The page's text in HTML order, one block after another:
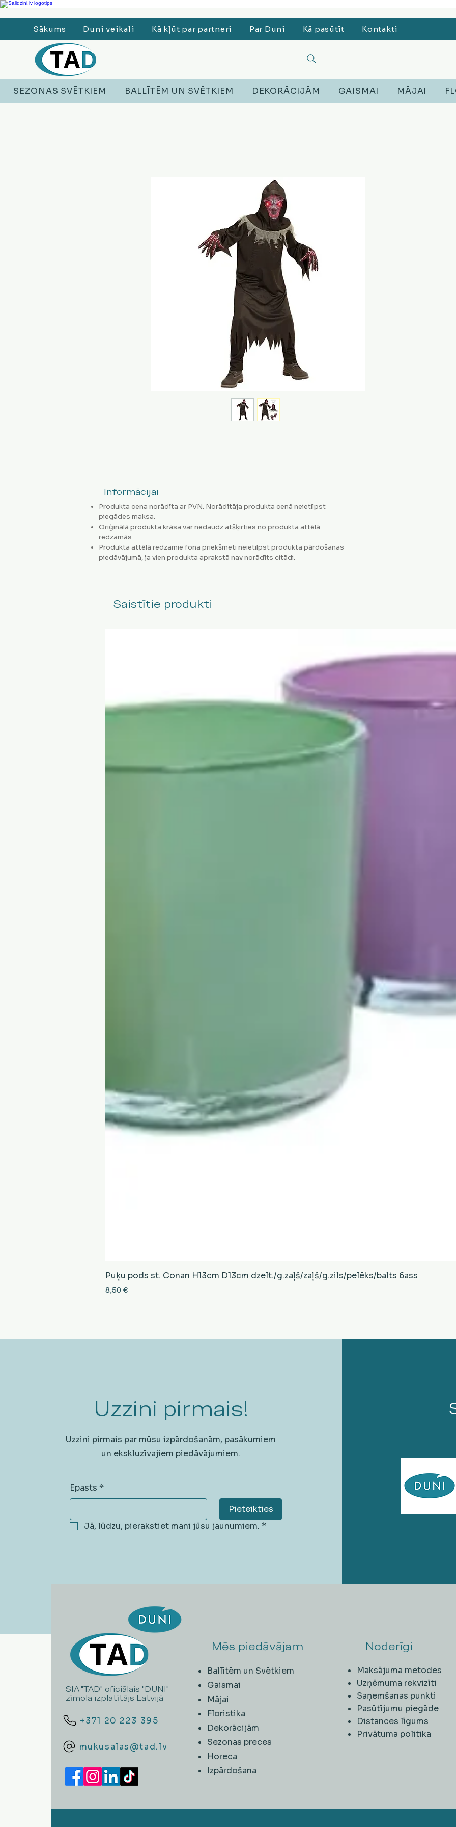
Ledusskapji, Sadzīves tehnika, Smaržas, Operatīvā atmiņa, Putekļu sūcēji, Lego, Austiņas
Sākums Duni veikali Kā kļūt par partneri Par Duni Kā pasūtīt Kontakti
SEZONAS SVĒTKIEM BALLĪTĒM UN SVĒTKIEM DEKORĀCIJĀM GAISMAI MĀJAI
Informācijai
Produkta cena norādīta ar PVN. Norādītāja produkta cenā neietilpst
piegādes maksa.
Oriģinālā produkta krāsa var nedaudz atšķirties no produkta attēlā
redzamās
Produkta attēlā redzamie fona priekšmeti neietilpst produkta pārdošanas
piedāvājumā, ja vien produkta aprakstā nav norādīts citādi.
Saistītie produkti
Ātrais skats
Puķu pods st. Conan H13cm D13cm dzelt./g.zaļš/zaļš/g.zils/pelēks/balts 6ass
Cena
8,50 €
Uzzini pirmais!
Uzzini pirmais par mūsu izpārdošanām, pasākumiem
un ekskluzīvajiem piedāvājumiem.
Epasts *
Pieteikties
Jā, lūdzu, pierakstiet mani jūsu jaunumiem. *
SIA "TAD" oficiālais "DUNI"
zīmola izplatītājs Latvijā
+371 20 223 395
mukusalas@tad.lv
Mēs piedāvājam
Ballītēm un Svētkiem
Gaismai
Mājai
Floristika
Dekorācijām
Sezonas preces
Horeca
​Izpārdošana
Noderīgi
Maksājuma metodes
Uzņēmuma rekvizīti
Saņemšanas punkti
Pasūtījumu piegāde
Distances līgums
Privātuma politika